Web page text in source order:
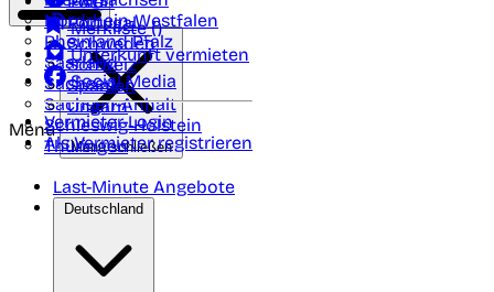
Nordrhein-Westfalen
Rheinland Pfalz
Saarland
Sachsen
Sachsen-Anhalt
Schleswig-Holstein
Thüringen
Portugal
Schweden
Schweiz
Spanien
Ungarn
Merkliste ()
Unterkunft vermieten
Social Media
Vermieter-Login
Als Vermieter registrieren
Menü
Menü schließen
Last-Minute Angebote
Deutschland